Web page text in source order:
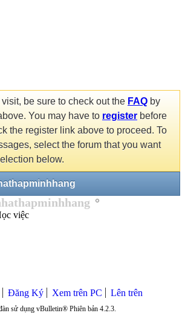
visit, be sure to check out the FAQ by
You may have to register before
the register link above to proceed. To
select the forum that you want
below.
việc
Đăng Ký Xem trên PC Lên trên
sử dụng vBulletin® Phiên bản 4.2.3.